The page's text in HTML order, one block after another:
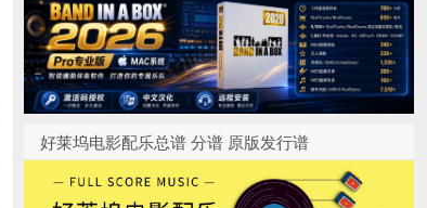
好莱坞电影配乐总谱 分谱 原版发行谱